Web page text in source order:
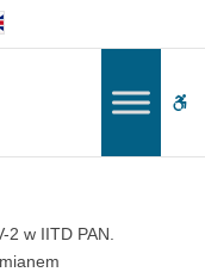
w IITD PAN.